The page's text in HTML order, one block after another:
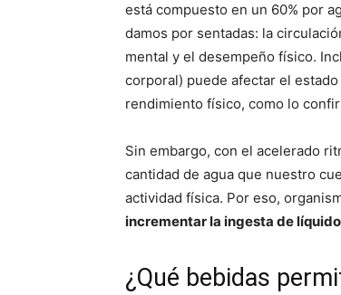
está compuesto en un 60% por
damos por sentadas: la
mental y el desempeño físico.
corporal) puede afectar el
rendimiento físico, como lo
Sin embargo, con el acelerado
cantidad de agua que nuestro
actividad física. Por eso,
incrementar la ingesta de
¿Qué bebidas